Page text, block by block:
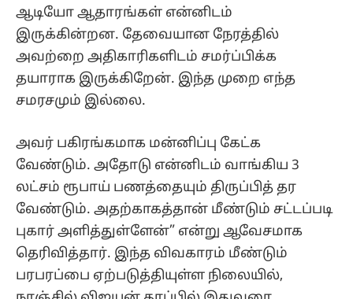
ஆடியோ ஆதாரங்கள் என்னிடம்
இருக்கின்றன. தேவையான நேரத்தில்
அவற்றை அதிகாரிகளிடம் சமர்ப்பிக்க
தயாராக இருக்கிறேன். இந்த முறை எந்த
சமரசமும் இல்லை.
அவர் பகிரங்கமாக மன்னிப்பு கேட்க
வேண்டும். அதோடு என்னிடம் வாங்கிய 3
லட்சம் ரூபாய் பணத்தையும் திருப்பித் தர
வேண்டும். அதற்காகத்தான் மீண்டும் சட்டப்படி
புகார் அளித்துள்ளேன்” என்று ஆவேசமாக
தெரிவித்தார். இந்த விவகாரம் மீண்டும்
பரபரப்பை ஏற்படுத்தியுள்ள நிலையில்,